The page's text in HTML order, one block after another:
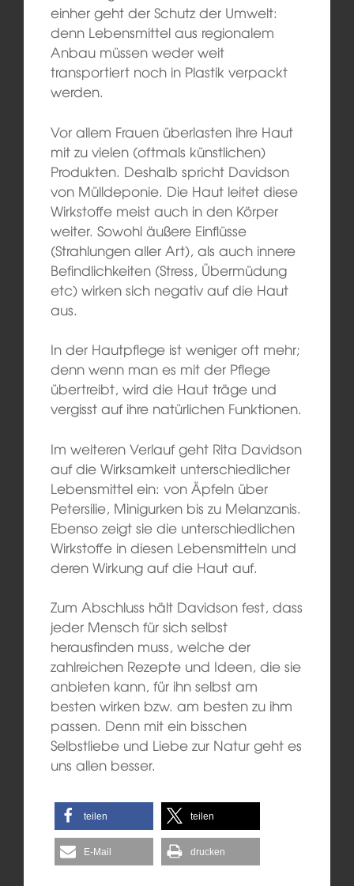
einher geht der Schutz der Umwelt:
denn Lebensmittel aus regionalem
Anbau müssen weder weit
transportiert noch in Plastik verpackt
werden.
Vor allem Frauen überlasten ihre Haut
mit zu vielen (oftmals künstlichen)
Produkten. Deshalb spricht Davidson
von Mülldeponie. Die Haut leitet diese
Wirkstoffe meist auch in den Körper
weiter. Sowohl äußere Einflüsse
(Strahlungen aller Art), als auch innere
Befindlichkeiten (Stress, Übermüdung
etc) wirken sich negativ auf die Haut
aus.
In der Hautpflege ist weniger oft mehr;
denn wenn man es mit der Pflege
übertreibt, wird die Haut träge und
vergisst auf ihre natürlichen Funktionen.
Im weiteren Verlauf geht Rita Davidson
auf die Wirksamkeit unterschiedlicher
Lebensmittel ein: von Äpfeln über
Petersilie, Minigurken bis zu Melanzanis.
Ebenso zeigt sie die unterschiedlichen
Wirkstoffe in diesen Lebensmitteln und
deren Wirkung auf die Haut auf.
Zum Abschluss hält Davidson fest, dass
jeder Mensch für sich selbst
herausfinden muss, welche der
zahlreichen Rezepte und Ideen, die sie
anbieten kann, für ihn selbst am
besten wirken bzw. am besten zu ihm
passen. Denn mit ein bisschen
Selbstliebe und Liebe zur Natur geht es
uns allen besser.
teilen teilen
E-Mail drucken